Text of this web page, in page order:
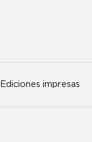
Ediciones impresas